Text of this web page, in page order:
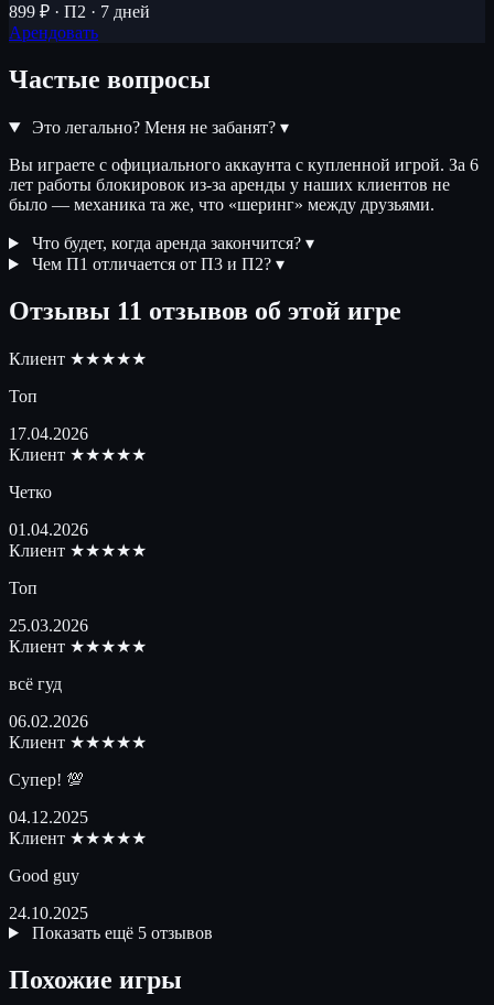
899 ₽ · П2 · 7 дней
Арендовать
Частые вопросы
Это легально? Меня не забанят? ▾
Вы играете с официального аккаунта с купленной игрой. За 6
лет работы блокировок из-за аренды у наших клиентов не
было — механика та же, что «шеринг» между друзьями.
Что будет, когда аренда закончится? ▾
Чем П1 отличается от П3 и П2? ▾
Отзывы 11 отзывов об этой игре
Клиент ★★★★★
Топ
17.04.2026
Клиент ★★★★★
Четко
01.04.2026
Клиент ★★★★★
Топ
25.03.2026
Клиент ★★★★★
всё гуд
06.02.2026
Клиент ★★★★★
Супер! 💯
04.12.2025
Клиент ★★★★★
Good guy
24.10.2025
Показать ещё 5 отзывов
Похожие игры